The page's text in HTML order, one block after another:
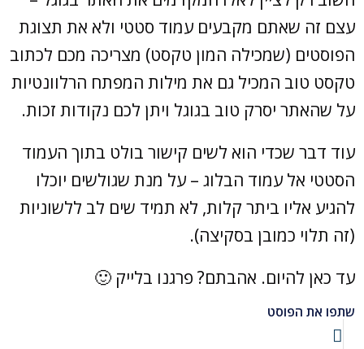
עצם זה שאתם מקבעים עמוד סטטי ולא את תצוגת
הפוסטים (שמכילה המון טקסט) מצריכה מכם לכתוב
טקסט טוב המכיל גם את מילות המפתח הרלוונטיות
על שהאתר יסרק טוב בגוגל ויתן לכם נקודות זכות.
עוד דבר שכדי הוא לשים קישור בולט בתוך העמוד
הסטטי אל עמוד הבלוג – על מנת שגולשים יוכלו
להגיע אליו ביתר קלות, לא תמיד שים לב ללשוניות
(זה תלוי כמובן בסקיצה).
עד כאן להיום. אהבתם? פרגנו בלייק 🙂
שתפו את הפוסט